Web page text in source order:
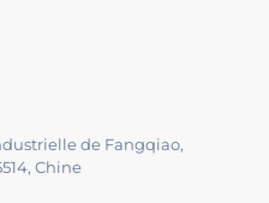
de Fangqiao,
Chine